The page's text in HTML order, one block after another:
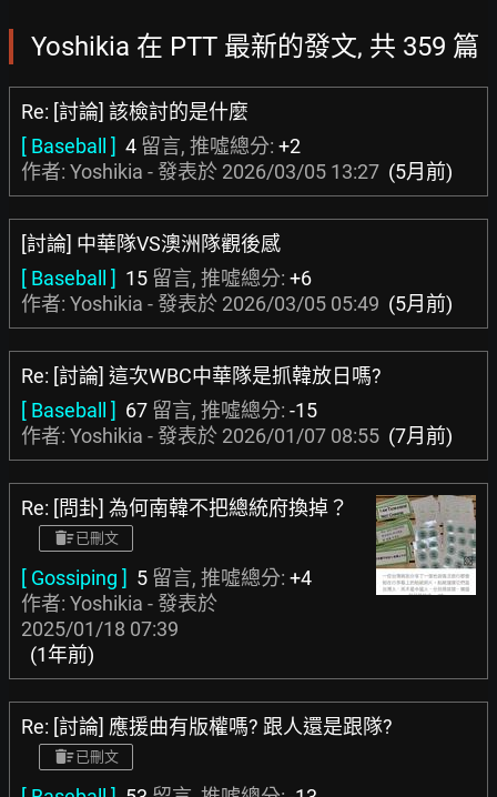
Yoshikia 在 PTT 最新的發文, 共 359 篇
Re: [討論] 該檢討的是什麼
[ Baseball ] 4 留言, 推噓總分: +2
作者: Yoshikia - 發表於 2026/03/05 13:27 (5月前)
[討論] 中華隊VS澳洲隊觀後感
[ Baseball ] 15 留言, 推噓總分: +6
作者: Yoshikia - 發表於 2026/03/05 05:49 (5月前)
Re: [討論] 這次WBC中華隊是抓韓放日嗎?
[ Baseball ] 67 留言, 推噓總分: -15
作者: Yoshikia - 發表於 2026/01/07 08:55 (7月前)
Re: [問卦] 為何南韓不把總統府換掉？
已刪文
[ Gossiping ] 5 留言, 推噓總分: +4
作者: Yoshikia - 發表於
2025/01/18 07:39
(1年前)
Re: [討論] 應援曲有版權嗎? 跟人還是跟隊?
已刪文